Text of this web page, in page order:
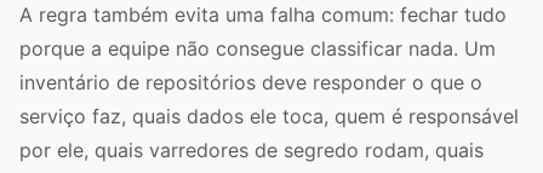
A regra também evita uma falha comum: fechar tudo
porque a equipe não consegue classificar nada. Um
inventário de repositórios deve responder o que o
serviço faz, quais dados ele toca, quem é responsável
por ele, quais varredores de segredo rodam, quais